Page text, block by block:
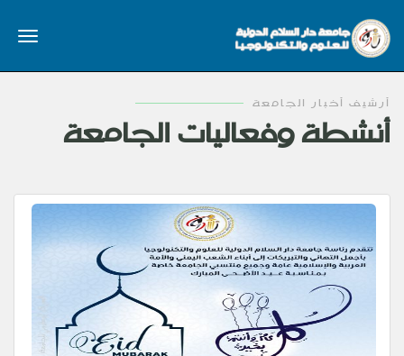
أرشيف أخبار الجامعة
أنشطة وفعاليات الجامعة